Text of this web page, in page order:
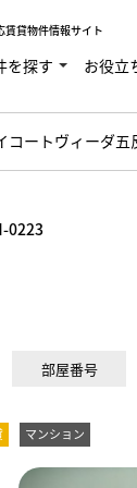
貸物件情報サイト
を探す お役立
コートヴィーダ五
0223
部屋番号
マンション